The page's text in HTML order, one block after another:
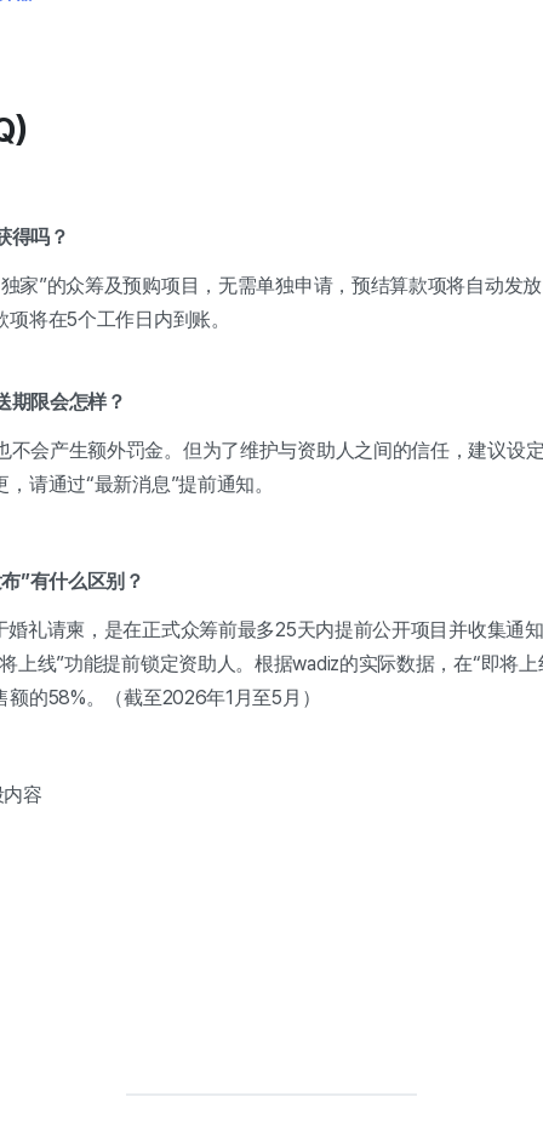
得吗？
家”的众筹及预购项目，无需单独申请，预结算款项将自动发
将在5个工作日内到账。
期限会怎样？
不会产生额外罚金。但为了维护与资助人之间的信任，建议设
请通过“最新消息”提前通知。
”有什么区别？
婚礼请柬，是在正式众筹前最多25天内提前公开项目并收集通
上线”功能提前锁定资助人。根据wadiz的实际数据，在“即将
的58%。（截至2026年1月至5月）
容